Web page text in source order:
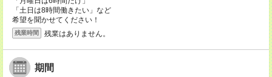
「土日は8時間働きたい」など
希望を聞かせてください！
残業時間 残業はありません。
期間